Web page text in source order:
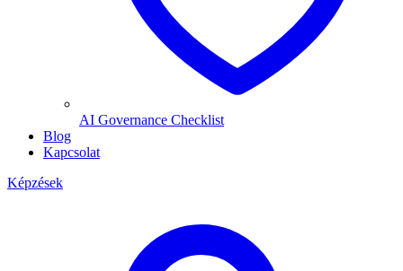
AI Governance Checklist
Blog
Kapcsolat
Képzések